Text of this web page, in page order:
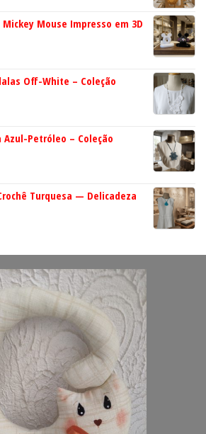
Mouse Impresso em 3D
Off-White – Coleção
Petróleo – Coleção
Turquesa — Delicadeza